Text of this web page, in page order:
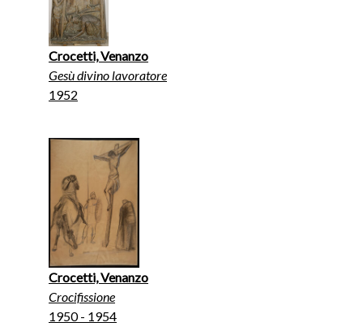
Crocetti, Venanzo
Gesù divino lavoratore
1952
Crocetti, Venanzo
Crocifissione
1950 - 1954